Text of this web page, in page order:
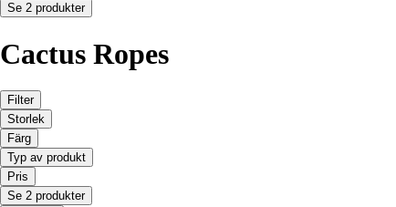
Se 2 produkter
Cactus Ropes
Filter
Storlek
Färg
Typ av produkt
Pris
Se 2 produkter